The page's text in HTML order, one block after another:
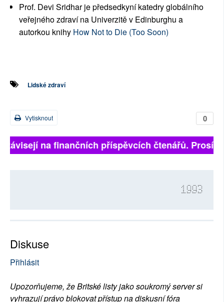
Prof. Devi Sridhar je předsedkyní katedry globálního
veřejného zdraví na Univerzitě v Edinburghu a
autorkou knihy How Not to Die (Too Soon)
Lidské zdraví
0
Vytisknout
na finančních příspěvcích čtenářů.
1993
Diskuse
Přihlásit
Upozorňujeme, že Britské listy jako soukromý server si
vyhrazují právo blokovat přístup na diskusní fóra